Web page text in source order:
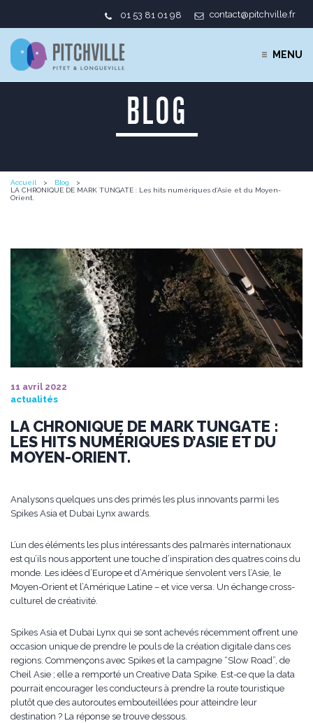
01 53 81 01 98 contact@pitchville.fr
MENU
BLOG
Accueil
Blog
LA CHRONIQUE DE MARK TUNGATE : Les hits numériques d’Asie et du Moyen-
Orient.
11 avril 2022
actualités
LA CHRONIQUE DE MARK TUNGATE :
LES HITS NUMÉRIQUES D’ASIE ET DU
MOYEN-ORIENT.
Analysons quelques uns des primés les plus innovants parmi les
Spikes Asia et Dubai Lynx awards.
L’un des éléments les plus intéressants des palmarès internationaux
est qu’ils nous apportent une touche d’inspiration des quatres coins du
monde. Les idées d’Europe et d’Amérique s’envolent vers l’Asie, le
Moyen-Orient et l’Amérique Latine – et vice versa. Un échange cross-
culturel de créativité.
Spikes Asia et Dubai Lynx qui se sont achevés récemment offrent une
occasion unique de prendre le pouls de la création digitale dans ces
regions. Commençons avec Spikes et la campagne “Slow Road”, de
Cheil Asie ; elle a remporté un Creative Data Spike. Est-ce que la data
pourrait encourager les conducteurs à prendre la route touristique
plutôt que des autoroutes embouteillées pour atteindre leur
destination ? La réponse se trouve dessous.